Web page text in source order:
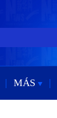
| MÁS |